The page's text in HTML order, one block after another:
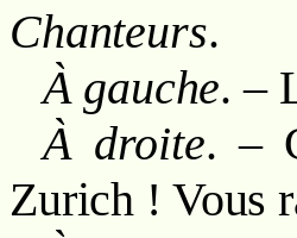
Chanteurs.
À gauche. –
À droite. –
Zurich ! Vous